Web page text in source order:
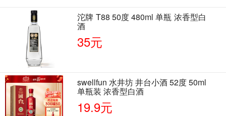
沱牌 T88 50度 480ml 单瓶 浓香型白
酒
35元
swellfun 水井坊 井台小酒 52度 50ml
单瓶装 浓香型白酒
19.9元